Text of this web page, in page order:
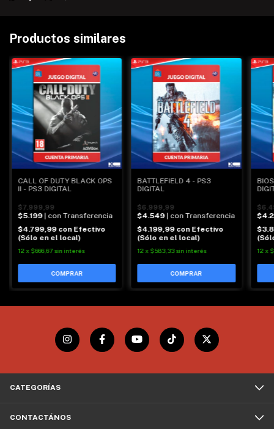
Productos similares
CALL OF DUTY BLACK OPS
II - PS3 DIGITAL
$7.999,99
$5.199 | con Transferencia
$4.799,99 con Efectivo
(Sólo en el local)
12 x $666,67 sin interés
BATTLEFIELD 4 - PS3
DIGITAL
$6.999,99
$4.549 | con Transferencia
$4.199,99 con Efectivo
(Sólo en el local)
12 x $583,33 sin interés 12 x
CATEGORÍAS
CONTACTÁNOS